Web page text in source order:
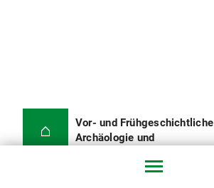
Vor- und Frühgeschichtliche
Archäologie und